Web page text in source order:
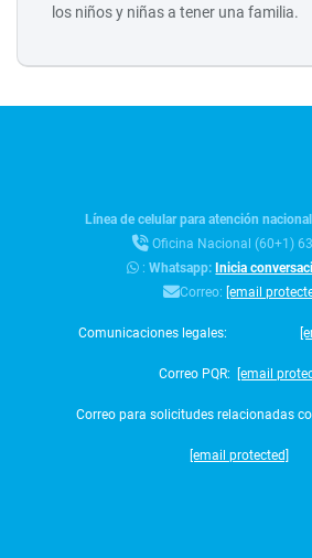
los niños y niñas a tener una familia.
Línea de celular para atención
Oficina Nacional (60+1)
:Whatsapp: Inicia
Correo: [email
Comunicaciones legales:
Correo PQR: [email
Correo para solicitudes relacionadas
[email protected]